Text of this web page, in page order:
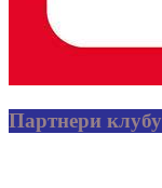
Партнери клубу